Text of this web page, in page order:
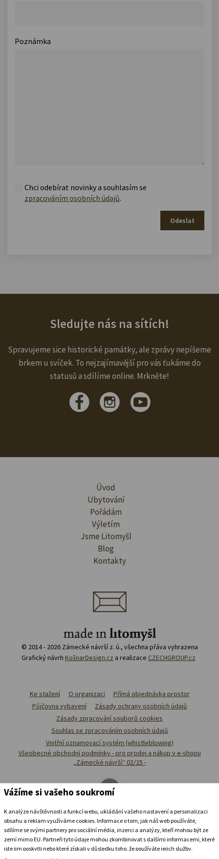
Poznámka
Chci odebírat novinky a souhlasím se
zpracováním osobních údajů.
Odeslat
Sledujte nás na sítích!
Spravujeme sice historické památky, ale zprávy nepíšeme
brkem u svíček. To nejzajímavější pro vás ťukáme do
statusů a sdílíme online. Mrkněte!
Úvod
Ubytování
Pořádám
Výletím
Jsme Litomyšl
Blog
Kontakty
© 2014 - 2026 Zámecké návrší z. ú., všechna přáva vyhrazena
Grafický návrh KošnarDesign.cz a realizace CZECHGROUP.cz
Ke stažení O organizaci
Přímá objednávka prostor
Půjčovna vybavení
Zásady ochrany osobních údajů
Zásady zpracování souborů cookies
Souhlas se zpracováním osobních údajů
Vnitřní oznamovací systém (whistleblowing)
Všeobecné obchodní podmínky - pro prodej a nákup v e-shopu
„Zámecké návrší“ 02/25 -
Vážíme si vašeho soukromí
K analýze návštěvnosti a funkcí webu, ukládání vašeho nastavení a personalizaci
obsahu a reklam využíváme cookies. Informace o tom, jak náš web používáte,
sdílíme se svými partnery pro sociální média, inzerci a analýzy, kteří mohou být ze
zemí mimo EU. Partneři tyto údaje mohou zkombinovat s dalšími informacemi, které
jste jim poskytli nebo které získali v důsledku toho, že používáte jejich služby.